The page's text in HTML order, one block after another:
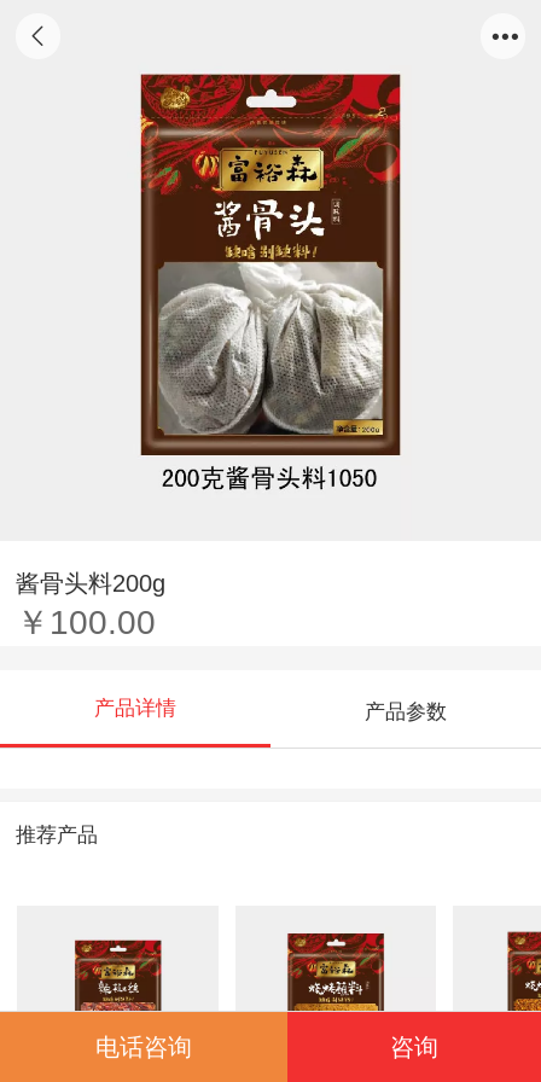
酱骨头料200g
￥100.00
产品详情 产品参数
推荐产品
辣椒丝48g
电话咨询 咨询